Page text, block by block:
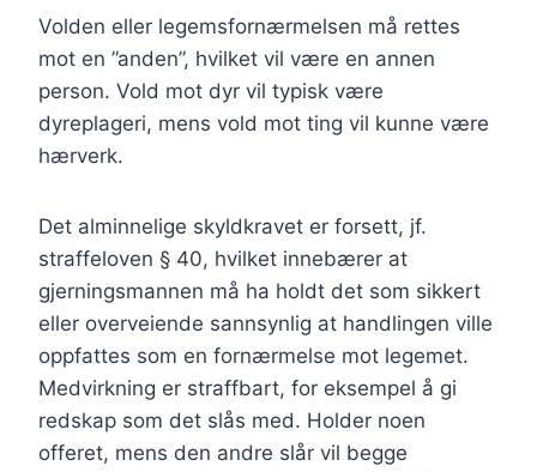
Volden eller legemsfornærmelsen må rettes
mot en ”anden”, hvilket vil være en annen
person. Vold mot dyr vil typisk være
dyreplageri, mens vold mot ting vil kunne være
hærverk.
Det alminnelige skyldkravet er forsett, jf.
straffeloven § 40, hvilket innebærer at
gjerningsmannen må ha holdt det som sikkert
eller overveiende sannsynlig at handlingen ville
oppfattes som en fornærmelse mot legemet.
Medvirkning er straffbart, for eksempel å gi
redskap som det slås med. Holder noen
offeret, mens den andre slår vil begge